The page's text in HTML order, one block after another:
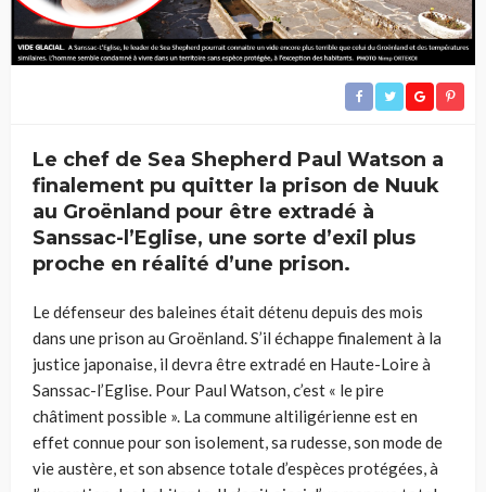
Le chef de Sea Shepherd Paul Watson a
finalement pu quitter la prison de Nuuk
au Groënland pour être extradé à
Sanssac-l’Eglise, une sorte d’exil plus
proche en réalité d’une prison.
Le défenseur des baleines était détenu depuis des mois
dans une prison au Groënland. S’il échappe finalement à la
justice japonaise, il devra être extradé en Haute-Loire à
Sanssac-l’Eglise. Pour Paul Watson, c’est « le pire
châtiment possible ». La commune altiligérienne est en
effet connue pour son isolement, sa rudesse, son mode de
vie austère, et son absence totale d’espèces protégées, à